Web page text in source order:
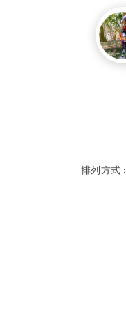
排列方式 :